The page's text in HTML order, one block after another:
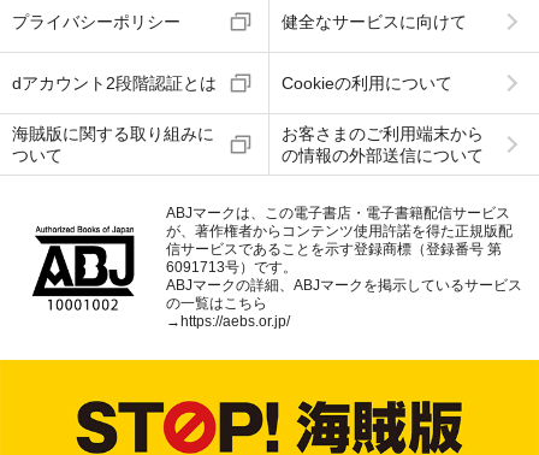
プライバシーポリシー 健全なサービスに向けて
dアカウント2段階認証とは Cookieの利用について
海賊版に関する取り組みに
ついて
お客さまのご利用端末から
の情報の外部送信について
ABJマークは、この電子書店・電子書籍配信サービス
が、著作権者からコンテンツ使用許諾を得た正規版配
信サービスであることを示す登録商標（登録番号 第
6091713号）です。
ABJマークの詳細、ABJマークを掲示しているサービス
の一覧はこちら
→ https://aebs.or.jp/